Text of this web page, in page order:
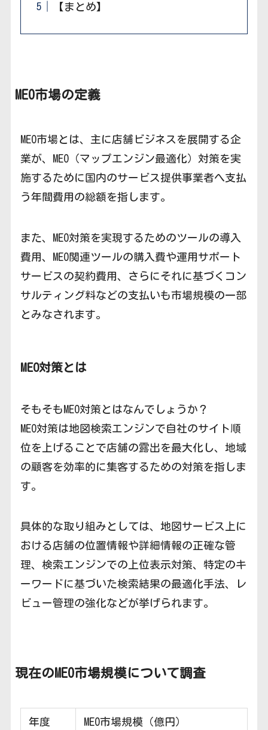
【まとめ】
MEO市場の定義
MEO市場とは、主に店舗ビジネスを展開する企
業が、MEO（マップエンジン最適化）対策を実
施するために国内のサービス提供事業者へ支払
う年間費用の総額を指します。
また、MEO対策を実現するためのツールの導入
費用、MEO関連ツールの購入費や運用サポート
サービスの契約費用、さらにそれに基づくコン
サルティング料などの支払いも市場規模の一部
とみなされます。
MEO対策とは
そもそもMEO対策とはなんでしょうか？
MEO対策は地図検索エンジンで自社のサイト順
位を上げることで店舗の露出を最大化し、地域
の顧客を効率的に集客するための対策を指しま
す。
具体的な取り組みとしては、地図サービス上に
おける店舗の位置情報や詳細情報の正確な管
理、検索エンジンでの上位表示対策、特定のキ
ーワードに基づいた検索結果の最適化手法、レ
ビュー管理の強化などが挙げられます。
現在のMEO市場規模について調査
年度 MEO市場規模（億円）